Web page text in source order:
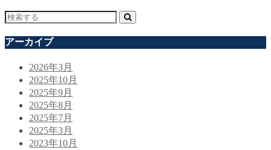
アーカイブ
2026年3月
2025年10月
2025年9月
2025年8月
2025年7月
2025年3月
2023年10月